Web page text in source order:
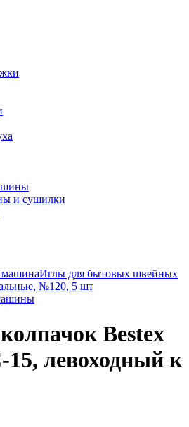
и сушилки
машинаИглы для бытовых швейных
№120, 5 шт
Bestex
левоходный к